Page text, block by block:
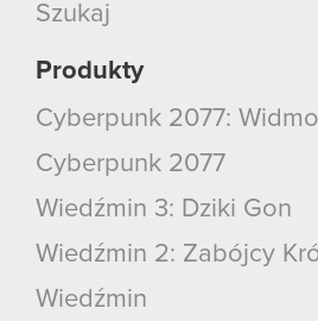
Szukaj
Produkty
Cyberpunk 2077:
Cyberpunk 2077
Wiedźmin 3: Dziki Gon
Wiedźmin 2: Zabójcy
Wiedźmin